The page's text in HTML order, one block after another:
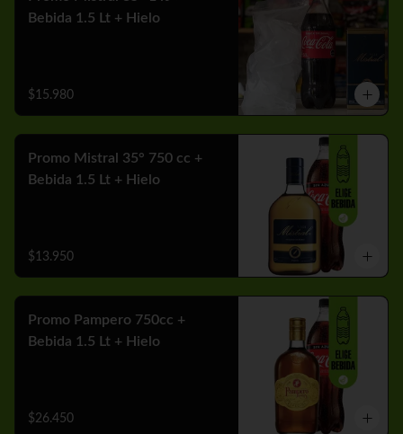
Bebida 1.5 Lt + Hielo
$15.980
Promo Mistral 35° 750 cc +
Bebida 1.5 Lt + Hielo
$13.950
Promo Pampero 750cc +
Bebida 1.5 Lt + Hielo
$26.450